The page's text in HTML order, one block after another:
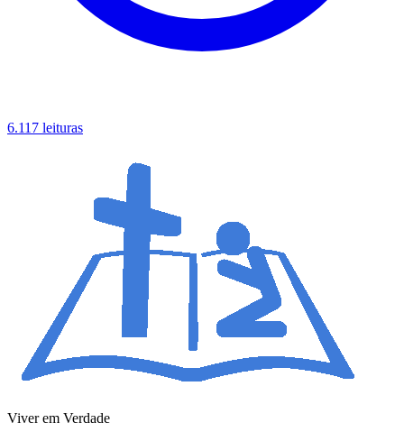
6.117 leituras
Viver em Verdade